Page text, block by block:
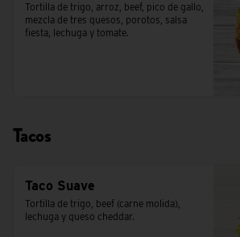
Tortilla de trigo, arroz, beef, pico de gallo,
mezcla de tres quesos, porotos, salsa
fiesta, lechuga y tomate.
Tacos
Taco Suave
Tortilla de trigo, beef (carne molida),
lechuga y queso cheddar.